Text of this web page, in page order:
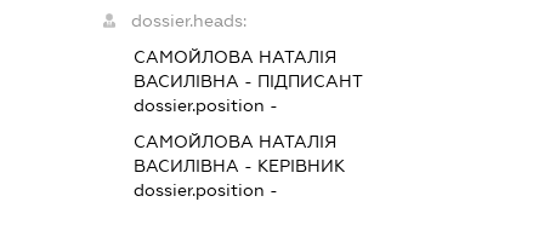
dossier.heads:
САМОЙЛОВА НАТАЛІЯ
ВАСИЛІВНА - ПІДПИСАНТ
dossier.position -
САМОЙЛОВА НАТАЛІЯ
ВАСИЛІВНА - КЕРІВНИК
dossier.position -